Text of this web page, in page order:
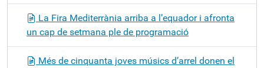
La Fira Mediterrània arriba a l’equador i afronta
un cap de setmana ple de programació
Més de cinquanta joves músics d’arrel donen el